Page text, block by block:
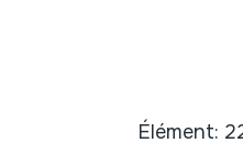
Élément: